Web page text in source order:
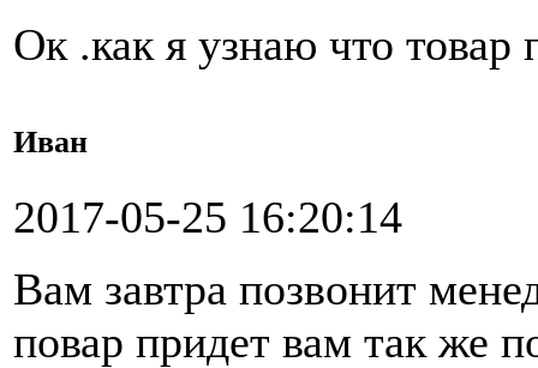
Ок .как я узнаю что товар
Иван
2017-05-25 16:20:14
Вам завтра позвонит
повар придет вам так же